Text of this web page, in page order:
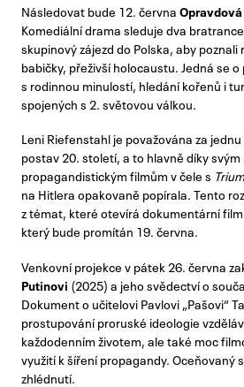
Následovat bude 12. června
Komediální drama sleduje dva
skupinový zájezd do Polska, aby poznali
babičky, přeživší holocaustu. Jedná se
s rodinnou minulostí, hledání kořenů i
spojených s 2. světovou válkou.
Leni Riefenstahl je považována za
postav 20. století, a to hlavně díky
propagandistickým filmům v čele s
na Hitlera opakovaně popírala. Tento
z témat, které otevírá dokumentární film
který bude promítán 19. června.
Venkovní projekce v pátek 26. června
Putinovi (2025) a jeho svědectví o
Dokument o učitelovi Pavlovi „Pašovi“
prostupování proruské ideologie
každodenním životem, ale také moc
využití k šíření propagandy. Oceňovaný
zhlédnutí.